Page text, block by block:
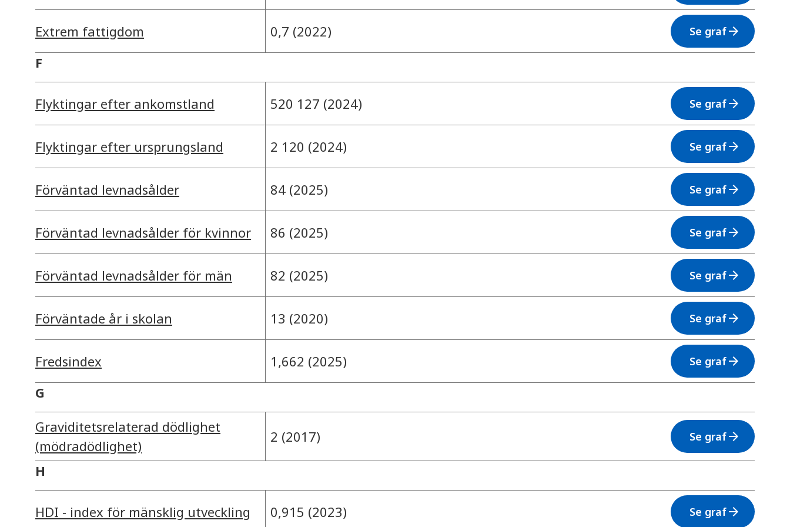
Extrem fattigdom 0,7 (2022) Se grafarrow_forward
F
Flyktingar efter ankomstland 520 127 (2024) Se grafarrow_forward
Flyktingar efter ursprungsland 2 120 (2024) Se grafarrow_forward
Förväntad levnadsålder 84 (2025) Se grafarrow_forward
Förväntad levnadsålder för kvinnor 86 (2025) Se grafarrow_forward
Förväntad levnadsålder för män 82 (2025) Se grafarrow_forward
Förväntade år i skolan 13 (2020) Se grafarrow_forward
Fredsindex 1,662 (2025) Se grafarrow_forward
G
Graviditetsrelaterad dödlighet
(mödradödlighet)
2 (2017) Se grafarrow_forward
H
HDI - index för mänsklig utveckling 0,915 (2023) Se grafarrow_forward